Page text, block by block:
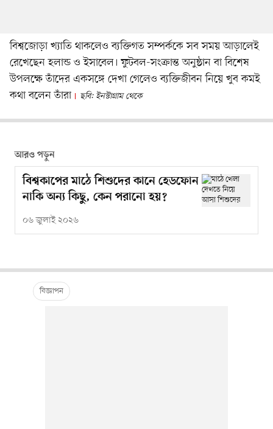
বিশ্বজোড়া খ্যাতি থাকলেও ব্যক্তিগত সম্পর্ককে সব সময় আড়ালেই
রেখেছেন হলান্ড ও ইসাবেল। ফুটবল-সংক্রান্ত অনুষ্ঠান বা বিশেষ
উপলক্ষে তাঁদের একসঙ্গে দেখা গেলেও ব্যক্তিজীবন নিয়ে খুব কমই
কথা বলেন তাঁরা
ছবি: ইনস্টাগ্রাম থেকে
আরও পড়ুন
বিশ্বকাপের মাঠে শিশুদের কানে হেডফোন
নাকি অন্য কিছু, কেন পরানো হয়?
০৬ জুলাই ২০২৬